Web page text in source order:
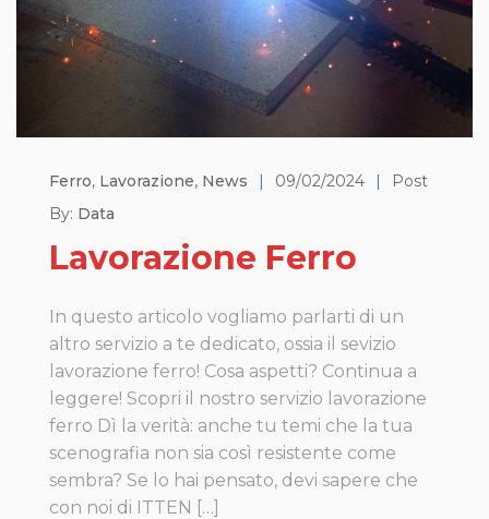
Ferro, Lavorazione, News | 09/02/2024 |
Post
By: Data
Lavorazione Ferro
In questo articolo vogliamo parlarti di un
altro servizio a te dedicato, ossia il sevizio
lavorazione ferro! Cosa aspetti? Continua a
leggere! Scopri il nostro servizio lavorazione
ferro Dì la verità: anche tu temi che la tua
scenografia non sia così resistente come
sembra? Se lo hai pensato, devi sapere che
con noi di ITTEN […]